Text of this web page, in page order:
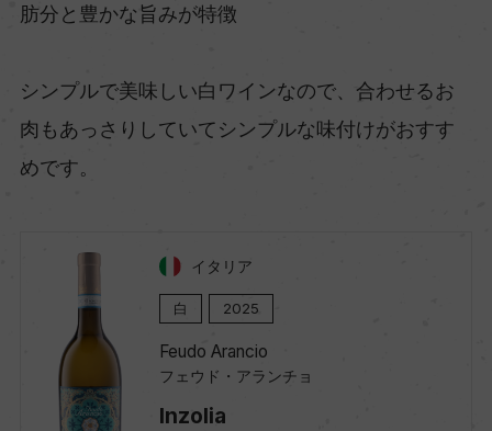
肪分と豊かな旨みが特徴
シンプルで美味しい白ワインなので、合わせるお
肉もあっさりしていてシンプルな味付けがおすす
めです。
イタリア
白 2025
Feudo Arancio
フェウド・アランチョ
Inzolia